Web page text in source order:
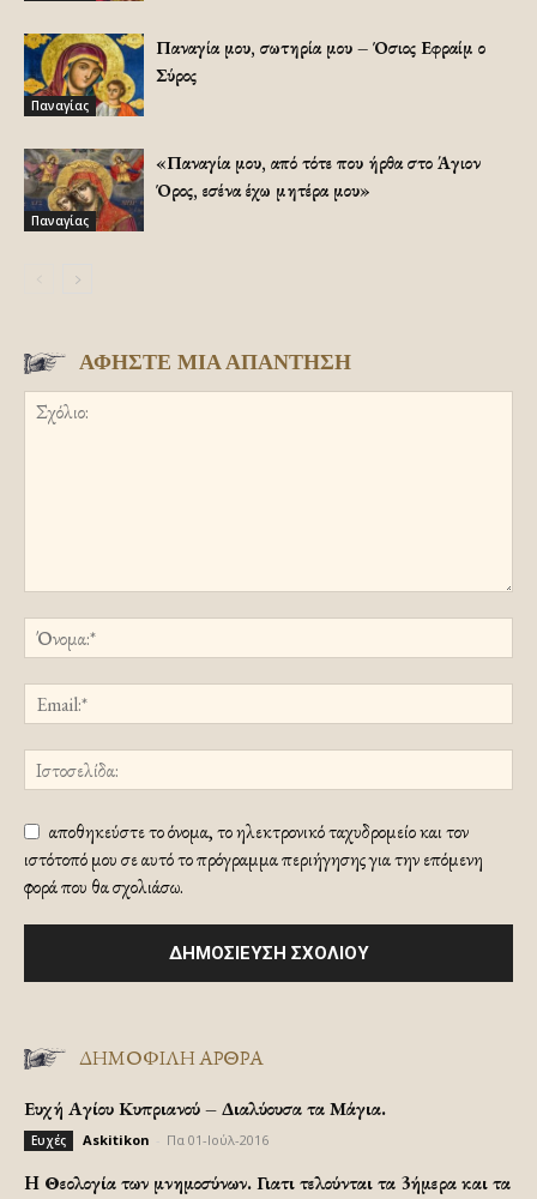
Παναγίας
Παναγία μου, σωτηρία μου – Όσιος Εφραίμ ο
Σύρος
Παναγίας
«Παναγία μου, από τότε που ήρθα στο Άγιον
Όρος, εσένα έχω μητέρα μου»
ΑΦΗΣΤΕ ΜΙΑ ΑΠΑΝΤΗΣΗ
αποθηκεύστε το όνομα, το ηλεκτρονικό ταχυδρομείο και τον
ιστότοπό μου σε αυτό το πρόγραμμα περιήγησης για την επόμενη
φορά που θα σχολιάσω.
ΔΗΜΟΦΙΛΗ ΑΡΘΡΑ
Ευχή Αγίου Κυπριανού – Διαλύουσα τα Μάγια.
Ευχές Askitikon Πα 01-Ιούλ-2016
H Θεολογία των μνημοσύνων. Γιατι τελούνται τα 3ήμερα και τα